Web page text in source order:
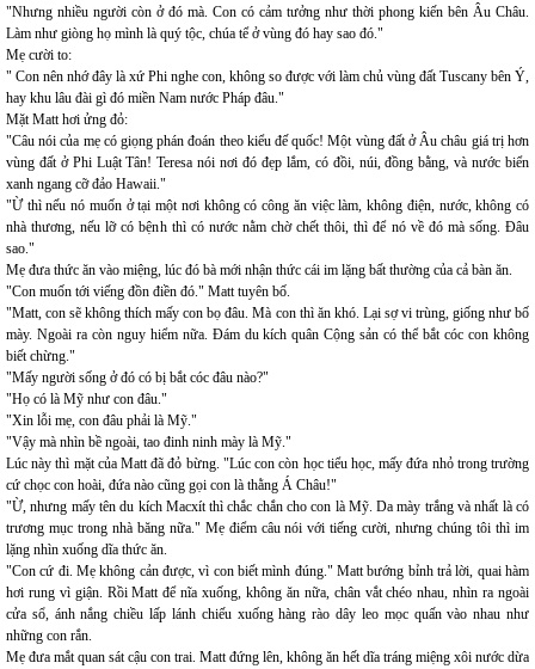
"Nhưng nhiều người còn ở đó mà. Con có cảm tưởng như thời phong kiến bên Âu Châu.
Làm như giòng họ mình là quý tộc, chúa tể ở vùng đó hay sao đó."
Mẹ cười to:
" Con nên nhớ đây là xứ Phi nghe con, không so được với làm chủ vùng đất Tuscany bên Ý,
hay khu lâu đài gì đó miền Nam nước Pháp đâu."
Mặt Matt hơi ửng đỏ:
"Câu nói của mẹ có giọng phán đoán theo kiểu đế quốc! Một vùng đất ở Âu châu giá trị hơn
vùng đất ở Phi Luật Tân! Teresa nói nơi đó đẹp lắm, có đồi, núi, đồng bằng, và nước biển
xanh ngang cỡ đảo Hawaii."
"Ừ thì nếu nó muốn ở tại một nơi không có công ăn việc làm, không điện, nước, không có
nhà thương, nếu lỡ có bệnh thì có nước nằm chờ chết thôi, thì để nó về đó mà sống. Đâu
sao."
Mẹ đưa thức ăn vào miệng, lúc đó bà mới nhận thức cái im lặng bất thường của cả bàn ăn.
"Con muốn tới viếng đồn điền đó." Matt tuyên bố.
"Matt, con sẽ không thích mấy con bọ đâu. Mà con thì ăn khó. Lại sợ vi trùng, giống như bố
mày. Ngoài ra còn nguy hiểm nữa. Đám du kích quân Cộng sản có thể bắt cóc con không
biết chừng."
"Mấy người sống ở đó có bị bắt cóc đâu nào?"
"Họ có là Mỹ như con đâu."
"Xin lỗi mẹ, con đâu phải là Mỹ."
"Vậy mà nhìn bề ngoài, tao đinh ninh mày là Mỹ."
Lúc này thì mặt của Matt đã đỏ bừng. "Lúc con còn học tiểu học, mấy đứa nhỏ trong trường
cứ chọc con hoài, đứa nào cũng gọi con là thằng Á Châu!"
"Ừ, nhưng mấy tên du kích Macxít thì chắc chắn cho con là Mỹ. Da mày trắng và nhất là có
trương mục trong nhà băng nữa." Mẹ điểm câu nói với tiếng cười, nhưng chúng tôi thì im
lặng nhìn xuống dĩa thức ăn.
"Con cứ đi. Mẹ không cản được, vì con biết mình đúng." Matt bướng bỉnh trả lời, quai hàm
hơi rung vì giận. Rồi Matt để nĩa xuống, không ăn nữa, chân vắt chéo nhau, nhìn ra ngoài
cửa sổ, ánh nắng chiều lấp lánh chiếu xuống hàng rào dây leo mọc quấn vào nhau như
những con rắn.
Mẹ đưa mắt quan sát cậu con trai. Matt đứng lên, không ăn hết dĩa tráng miệng xôi nước dừa